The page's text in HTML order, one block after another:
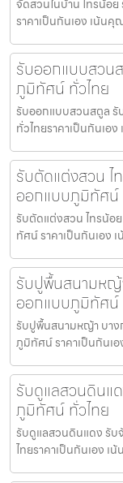
จัดสวนในบ้าน ไทรน้
ราคาเป็นกันเอง เน้น
รับออกแบบสวน
ภูมิทัศน์ ทั่วไทย
รับออกแบบสวนสตูล
ทั่วไทยราคาเป็นกันเอ
รับตัดแต่งสวน
ออกแบบภูมิทัศ
รับตัดแต่งสวน ไทรน้
ทัศน์ ราคาเป็นกันเอง
รับปูพื้นสนามหญ้
ออกแบบภูมิทัศ
รับปูพื้นสนามหญ้า บา
ภูมิทัศน์ ราคาเป็นกันเ
รับดูแลสวนดินแ
ภูมิทัศน์ ทั่วไทย
รับดูแลสวนดินแดง รั
ไทยราคาเป็นกันเอง